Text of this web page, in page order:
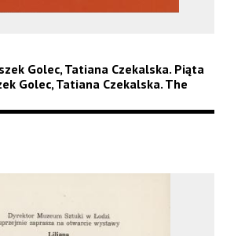
Golec, Tatiana Czekalska. Piąta
Golec, Tatiana Czekalska. The